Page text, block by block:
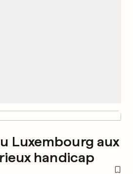
Luxembourg aux
handicap